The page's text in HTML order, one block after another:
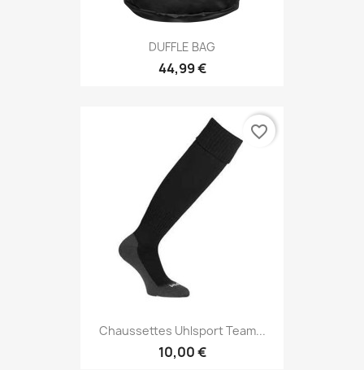
DUFFLE BAG
44,99 €
Chaussettes Uhlsport Team...
10,00 €
favorite_border